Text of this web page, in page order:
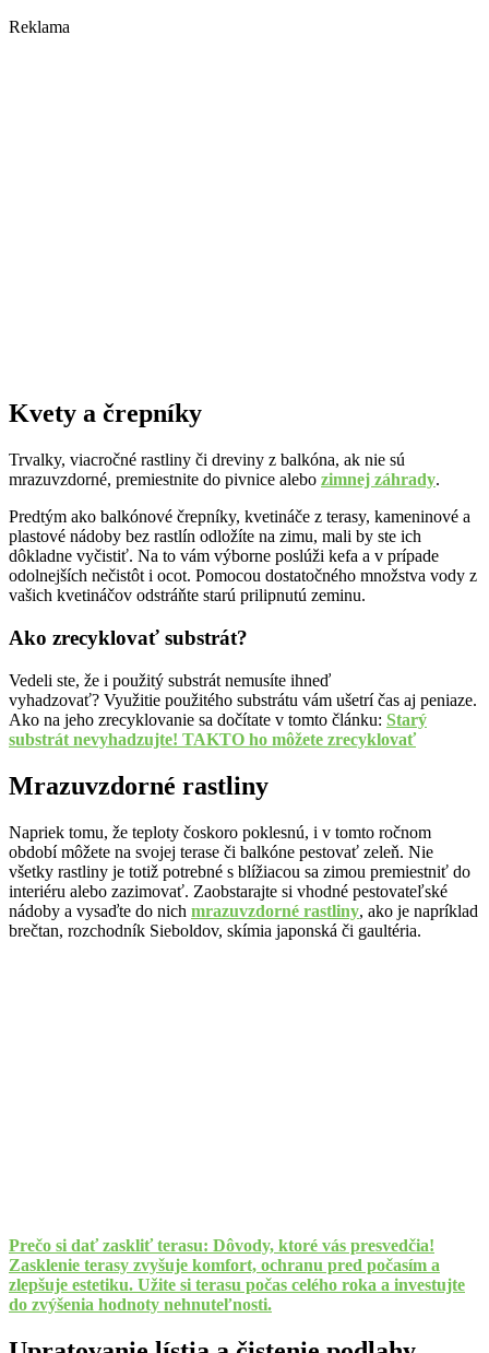
Reklama
Kvety a črepníky
Trvalky, viacročné rastliny či dreviny z balkóna, ak nie sú
mrazuvzdorné, premiestnite do pivnice alebo zimnej záhrady.
Predtým ako balkónové črepníky, kvetináče z terasy, kameninové a
plastové nádoby bez rastlín odložíte na zimu, mali by ste ich
dôkladne vyčistiť. Na to vám výborne poslúži kefa a v prípade
odolnejších nečistôt i ocot. Pomocou dostatočného množstva vody z
vašich kvetináčov odstráňte starú prilipnutú zeminu.
Ako zrecyklovať substrát?
Vedeli ste, že i použitý substrát nemusíte ihneď
vyhadzovať? Využitie použitého substrátu vám ušetrí čas aj peniaze.
Ako na jeho zrecyklovanie sa dočítate v tomto článku: Starý
substrát nevyhadzujte! TAKTO ho môžete zrecyklovať
Mrazuvzdorné rastliny
Napriek tomu, že teploty čoskoro poklesnú, i v tomto ročnom
období môžete na svojej terase či balkóne pestovať zeleň. Nie
všetky rastliny je totiž potrebné s blížiacou sa zimou premiestniť do
interiéru alebo zazimovať. Zaobstarajte si vhodné pestovateľské
nádoby a vysaďte do nich mrazuvzdorné rastliny, ako je napríklad
brečtan, rozchodník Sieboldov, skímia japonská či gaultéria.
Prečo si dať zaskliť terasu: Dôvody, ktoré vás presvedčia!
Zasklenie terasy zvyšuje komfort, ochranu pred počasím a
zlepšuje estetiku. Užite si terasu počas celého roka a investujte
do zvýšenia hodnoty nehnuteľnosti.